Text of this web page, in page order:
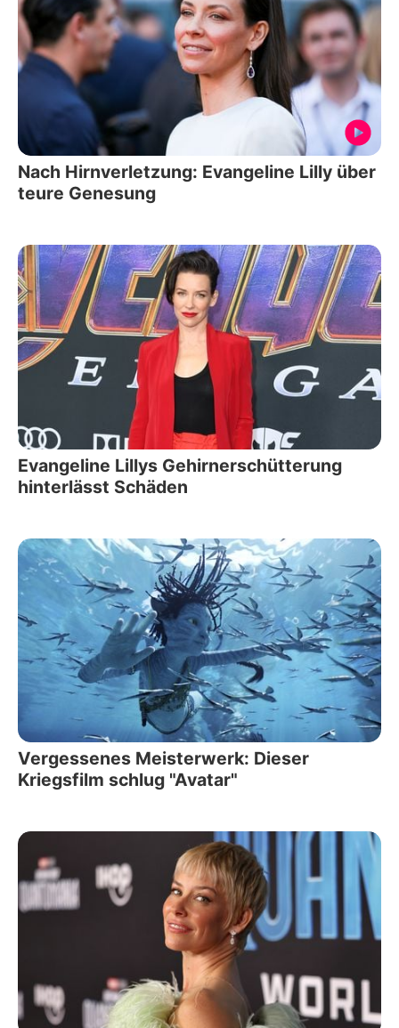
Nach Hirnverletzung: Evangeline Lilly über
teure Genesung
Evangeline Lillys Gehirnerschütterung
hinterlässt Schäden
Vergessenes Meisterwerk: Dieser
Kriegsfilm schlug "Avatar"